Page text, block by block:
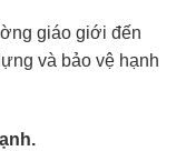
giáo giới đến
và bảo vệ hạnh